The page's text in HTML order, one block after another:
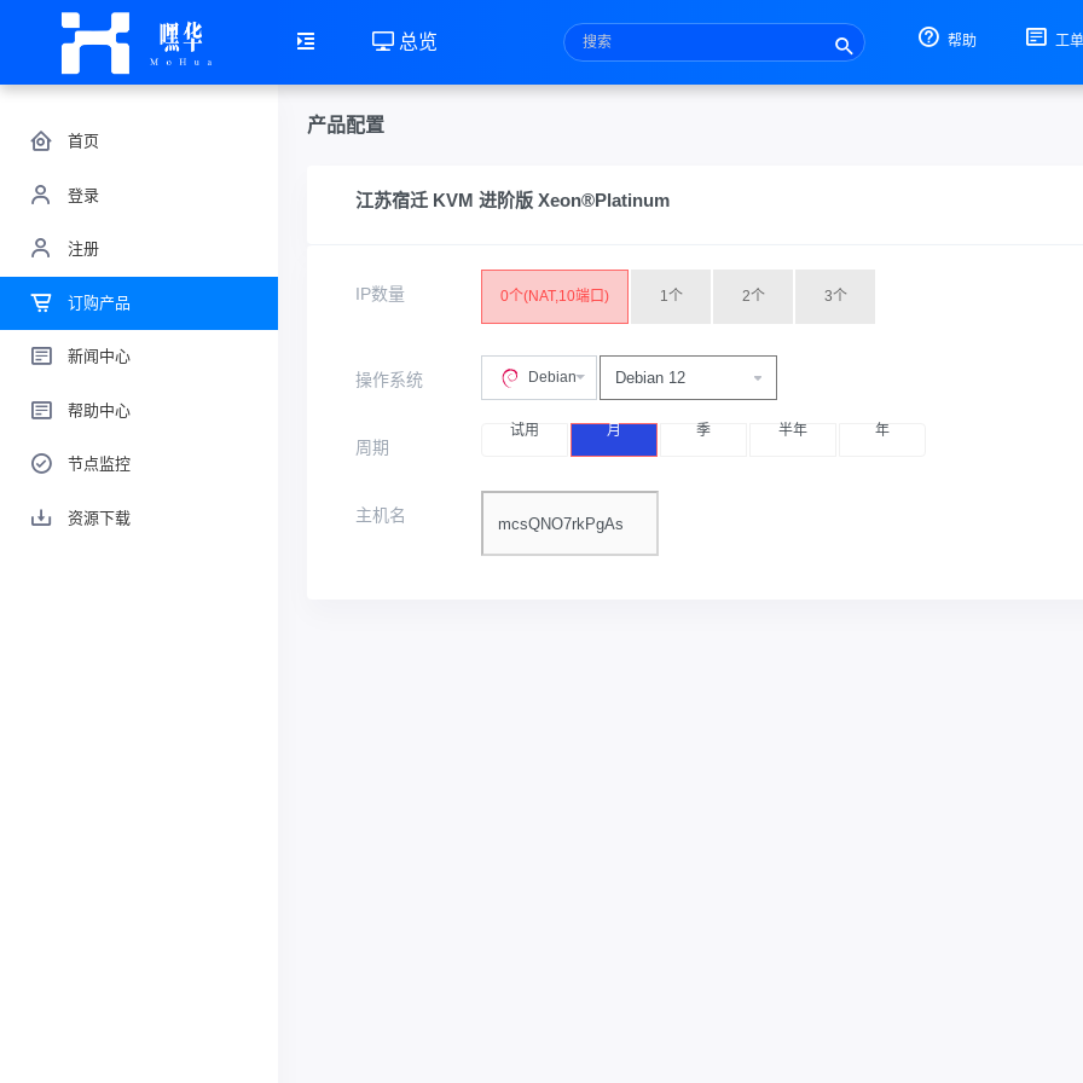
总览 帮助 工单
首页
登录
注册
订购产品
新闻中心
帮助中心
节点监控
资源下载
产品配置
江苏宿迁 KVM 进阶版 Xeon®Platinum
IP数量 0个(NAT,10端口) 1个 2个 3个
操作系统 Debian
周期
试用 月 季 半年 年
主机名